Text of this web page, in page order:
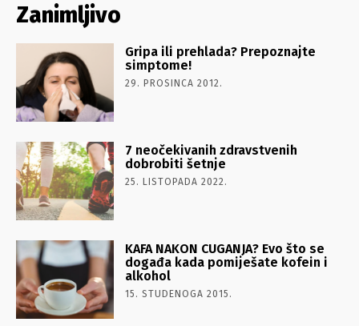
Zanimljivo
Gripa ili prehlada? Prepoznajte
simptome!
29. PROSINCA 2012.
7 neočekivanih zdravstvenih
dobrobiti šetnje
25. LISTOPADA 2022.
KAFA NAKON CUGANJA? Evo što se
događa kada pomiješate kofein i
alkohol
15. STUDENOGA 2015.